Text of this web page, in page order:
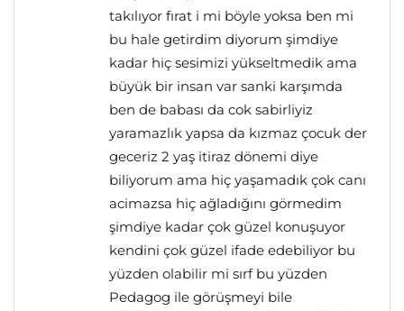
takılıyor fırat i mi böyle yoksa ben mi
bu hale getirdim diyorum şimdiye
kadar hiç sesimizi yükseltmedik ama
büyük bir insan var sanki karşımda
ben de babası da cok sabirliyiz
yaramazlık yapsa da kızmaz çocuk der
geceriz 2 yaş itiraz dönemi diye
biliyorum ama hiç yaşamadık çok canı
acimazsa hiç ağladığını görmedim
şimdiye kadar çok güzel konuşuyor
kendini çok güzel ifade edebiliyor bu
yüzden olabilir mi sırf bu yüzden
Pedagog ile görüşmeyi bile